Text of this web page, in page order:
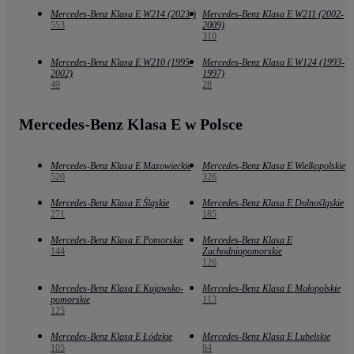
Mercedes-Benz Klasa E W214 (2023-)
553
Mercedes-Benz Klasa E W211 (2002-
2009)
310
Mercedes-Benz Klasa E W210 (1995-
2002)
49
Mercedes-Benz Klasa E W124 (1993-
1997)
28
Mercedes-Benz Klasa E w Polsce
Mercedes-Benz Klasa E Mazowieckie
520
Mercedes-Benz Klasa E Wielkopolskie
326
Mercedes-Benz Klasa E Śląskie
271
Mercedes-Benz Klasa E Dolnośląskie
185
Mercedes-Benz Klasa E Pomorskie
144
Mercedes-Benz Klasa E
Zachodniopomorskie
126
Mercedes-Benz Klasa E Kujawsko-
pomorskie
125
Mercedes-Benz Klasa E Małopolskie
113
Mercedes-Benz Klasa E Łódzkie
105
Mercedes-Benz Klasa E Lubelskie
84